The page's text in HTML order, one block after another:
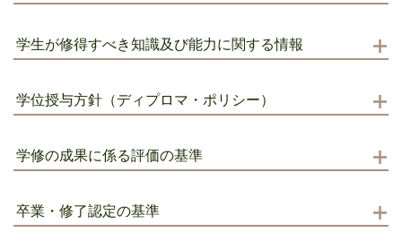
学生が修得すべき知識及び能力に関する情報
学位授与方針（ディプロマ・ポリシー）
学修の成果に係る評価の基準
卒業・修了認定の基準